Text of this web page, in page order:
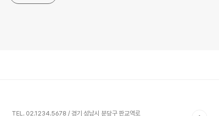
TEL. 02.1234.5678 / 경기 성남시 분당구 판교역로